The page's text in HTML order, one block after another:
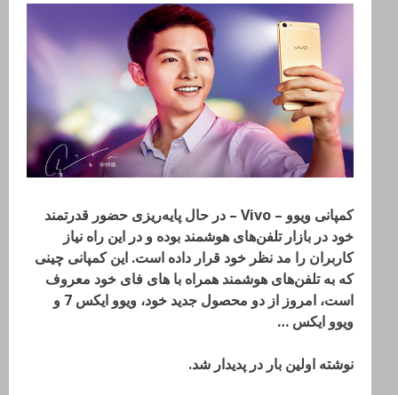
کمپانی ویوو – Vivo – در حال پایه‌ریزی حضور قدرتمند
خود در بازار تلفن‌های هوشمند بوده و در این راه نیاز
کاربران را مد نظر خود قرار داده است. این کمپانی چینی
که به تلفن‌های هوشمند همراه با های فای خود معروف
است، امروز از دو محصول جدید خود، ویوو ایکس 7 و
ویوو ایکس …
نوشته اولین بار در پدیدار شد.